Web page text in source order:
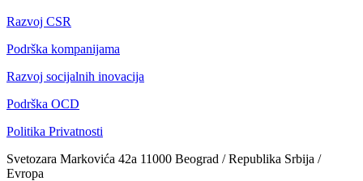
Razvoj CSR
Podrška kompanijama
Razvoj socijalnih inovacija
Podrška OCD
Politika Privatnosti
Svetozara Markovića 42a 11000 Beograd / Republika Srbija /
Evropa